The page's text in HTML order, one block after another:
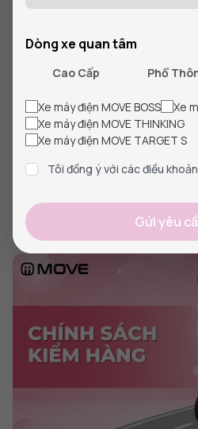
Tin tức báo chí
Tự Hào MOVE Việt Nam –
Thương Hiệu Xe Điện Dẫn Đầu
Nam đã chính thức ghi dấu ấn mạnh
Dòng xe quan tâm
Cao Cấp Phổ
Xe máy điện MOVE BOSS
Xe
Xe máy điện MOVE THINKING
Xe máy điện MOVE TARGET S
Tôi đồng ý với các điều
Gửi yêu